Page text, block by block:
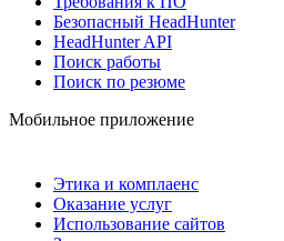
Безопасный HeadHunter
HeadHunter API
Поиск работы
Поиск по резюме
Мобильное приложение
Этика и комплаенс
Оказание услуг
Использование сайтов